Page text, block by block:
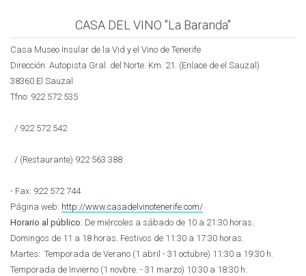
CASA DEL VINO "La Baranda"
Casa Museo Insular de la Vid y el Vino de Tenerife
Dirección: Autopista Gral. del Norte. Km. 21. (Enlace de el Sauzal)
38360 El Sauzal
Tfno: 922 572 535
/ 922 572 542
/ (Restaurante) 922 563 388
- Fax: 922 572 744
Página web: http://www.casadelvinotenerife.com/
Horario al público: De miércoles a sábado de 10 a 21:30 horas.
Domingos de 11 a 18 horas. Festivos de 11:30 a 17:30 horas.
Martes: Temporada de Verano (1 abril - 31 octubre) 11:30 a 19:30 h.
Temporada de Invierno (1 novbre. - 31 marzo) 10:30 a 18:30 h.